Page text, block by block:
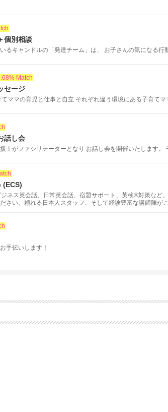
個別相談
るキャンドルの「発達チーム」は、 お子さんの気になる行
Match
セージ
ママの育児と仕事と自立 それぞれ違う環境にある子育てマ
話し会
士がファシリテーターとなり お話し会を開催いたします。
ス英会話、日常英会話、宿題サポート、英検®対策など
さい。頼れる日本人スタッフ、そして経験豊富な講師陣が
手伝いします！